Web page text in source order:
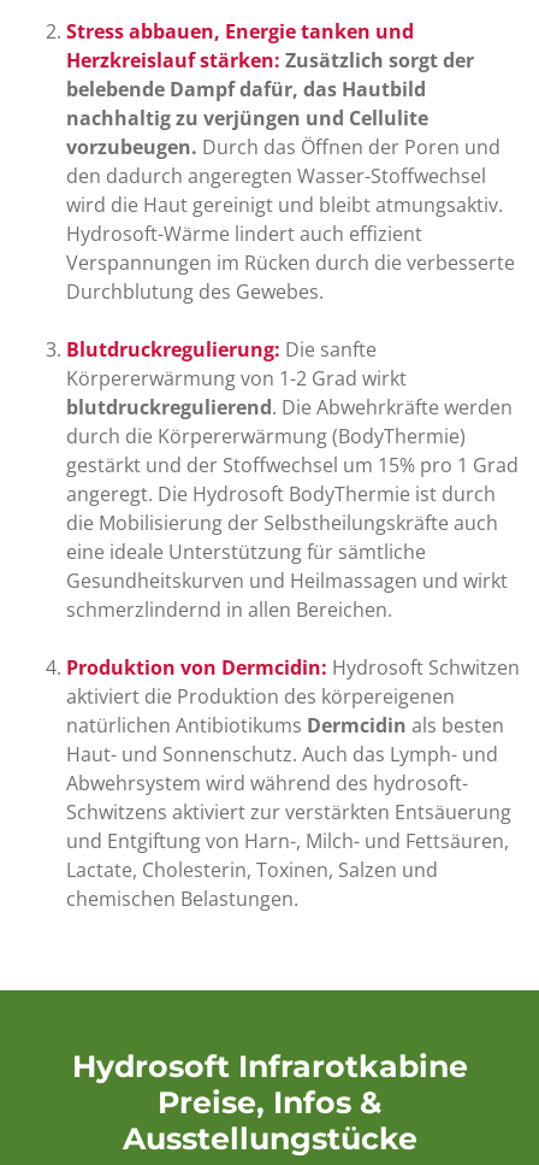
Stress abbauen, Energie tanken und
Herzkreislauf stärken: Zusätzlich sorgt der
belebende Dampf dafür, das Hautbild
nachhaltig zu verjüngen und Cellulite
vorzubeugen. Durch das Öffnen der Poren und
den dadurch angeregten Wasser-Stoffwechsel
wird die Haut gereinigt und bleibt atmungsaktiv.
Hydrosoft-Wärme lindert auch effizient
Verspannungen im Rücken durch die verbesserte
Durchblutung des Gewebes.
Blutdruckregulierung: Die sanfte
Körpererwärmung von 1-2 Grad wirkt
blutdruckregulierend. Die Abwehrkräfte werden
durch die Körpererwärmung (BodyThermie)
gestärkt und der Stoffwechsel um 15% pro 1 Grad
angeregt. Die Hydrosoft BodyThermie ist durch
die Mobilisierung der Selbstheilungskräfte auch
eine ideale Unterstützung für sämtliche
Gesundheitskurven und Heilmassagen und wirkt
schmerzlindernd in allen Bereichen.
Produktion von Dermcidin: Hydrosoft Schwitzen
aktiviert die Produktion des körpereigenen
natürlichen Antibiotikums Dermcidin als besten
Haut- und Sonnenschutz. Auch das Lymph- und
Abwehrsystem wird während des hydrosoft-
Schwitzens aktiviert zur verstärkten Entsäuerung
und Entgiftung von Harn-, Milch- und Fettsäuren,
Lactate, Cholesterin, Toxinen, Salzen und
chemischen Belastungen.
Hydrosoft Infrarotkabine
Preise, Infos &
Ausstellungstücke